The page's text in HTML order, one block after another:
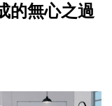
的無心之過